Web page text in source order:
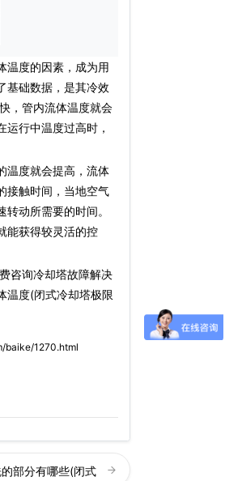
度的因素，成为用
基础数据，是其冷效
，管内流体温度就会
行中温度过高时，
度就会提高，流体
接触时间，当地空气
动所需要的时间。
能获得较灵活的控
咨询冷却塔故障解决
温度(闭式冷却塔极限
baike/1270.html
部分有哪些(闭式